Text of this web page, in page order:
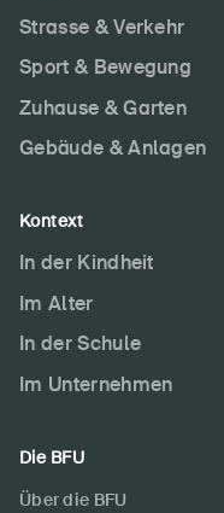
Strasse & Verkehr
Sport & Bewegung
Zuhause & Garten
Gebäude & Anlagen
Kontext
In der Kindheit
Im Alter
In der Schule
Im Unternehmen
Die BFU
Über die BFU